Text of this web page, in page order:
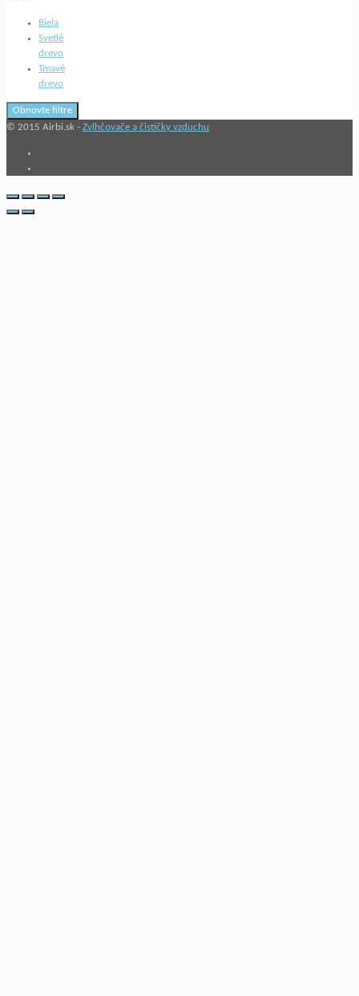
Biela
Svetlé
drevo
Tmavé
drevo
Obnovte filtre
© 2015 Airbi.sk - Zvlhčovače a čističky vzduchu